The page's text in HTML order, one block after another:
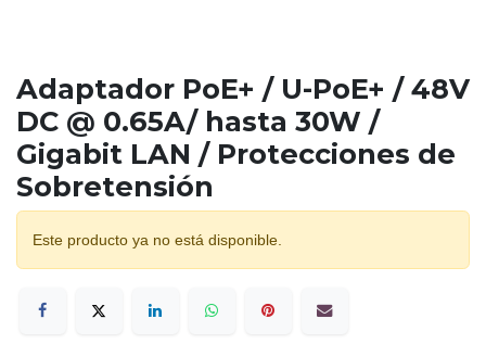
Adaptador PoE+ / U-PoE+ / 48V
DC @ 0.65A/ hasta 30W /
Gigabit LAN / Protecciones de
Sobretensión
Este producto ya no está disponible.